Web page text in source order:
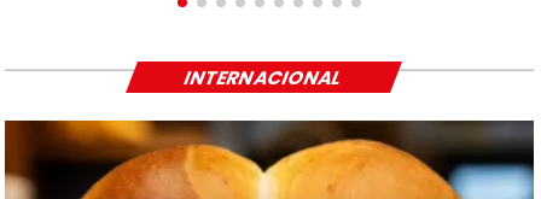
INTERNACIONAL